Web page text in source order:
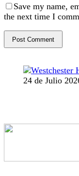
Save my name,
the next time I
24 de Julio